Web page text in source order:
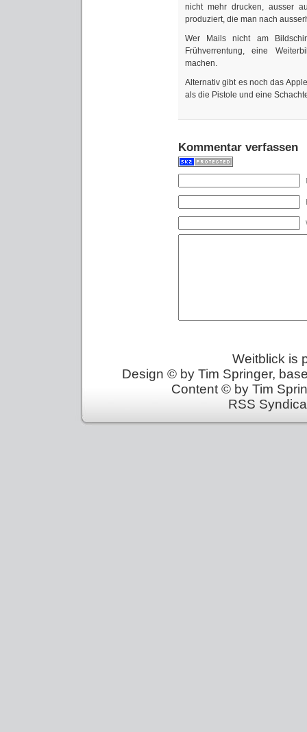
nicht mehr drucken, ausser
produziert, die man nach
Wer Mails nicht am
Frühverrentung, eine
machen.
Alternativ gibt es noch das
als die Pistole und eine
Kommentar verfassen
Weitblick is
Design © by Tim Springer,
Content © by Tim
RSS